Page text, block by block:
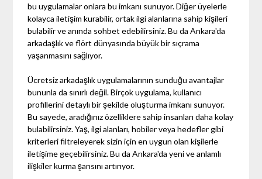
bu uygulamalar onlara bu imkanı sunuyor. Diğer üyelerle
kolayca iletişim kurabilir, ortak ilgi alanlarına sahip kişileri
bulabilir ve anında sohbet edebilirsiniz. Bu da Ankara'da
arkadaşlık ve flört dünyasında büyük bir sıçrama
yaşanmasını sağlıyor.
Ücretsiz arkadaşlık uygulamalarının sunduğu avantajlar
bununla da sınırlı değil. Birçok uygulama, kullanıcı
profillerini detaylı bir şekilde oluşturma imkanı sunuyor.
Bu sayede, aradığınız özelliklere sahip insanları daha kolay
bulabilirsiniz. Yaş, ilgi alanları, hobiler veya hedefler gibi
kriterleri filtreleyerek sizin için en uygun olan kişilerle
iletişime geçebilirsiniz. Bu da Ankara'da yeni ve anlamlı
ilişkiler kurma şansını artırıyor.